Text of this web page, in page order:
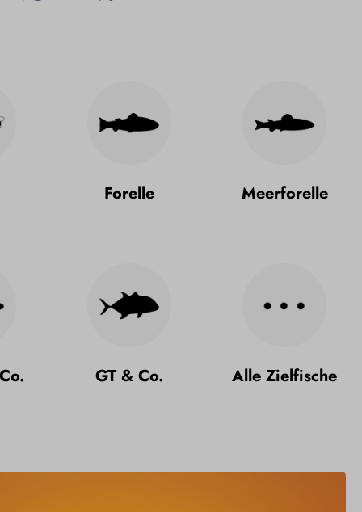
Forelle Meerforelle
GT & Co. Alle Zielfische